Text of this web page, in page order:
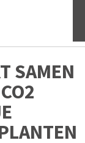
SAMEN